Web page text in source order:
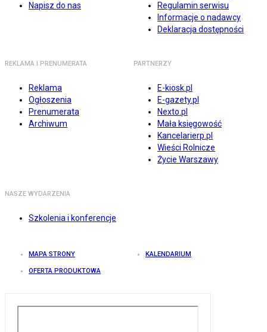
Napisz do nas
Regulamin serwisu
Informacje o nadawcy
Deklaracja dostępności
REKLAMA I PRENUMERATA
Reklama
Ogłoszenia
Prenumerata
Archiwum
PARTNERZY
E-kiosk.pl
E-gazety.pl
Nexto.pl
Mała księgowość
Kancelarierp.pl
Wieści Rolnicze
Życie Warszawy
NASZE WYDARZENIA
Szkolenia i konferencje
MAPA STRONY KALENDARIUM
OFERTA PRODUKTOWA